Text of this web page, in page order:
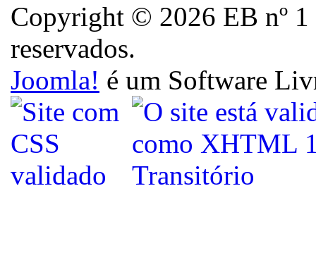
Copyright © 2026 EB nº
reservados.
Joomla! é um Software